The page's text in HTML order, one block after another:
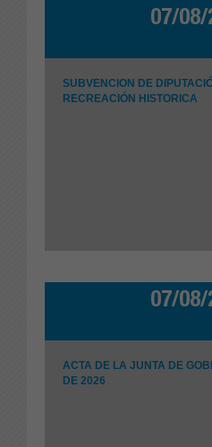
07/08/
SUBVENCION DE
RECREACIÓN HISTORICA
07/08/
ACTA DE LA JUNTA DE
DE 2026